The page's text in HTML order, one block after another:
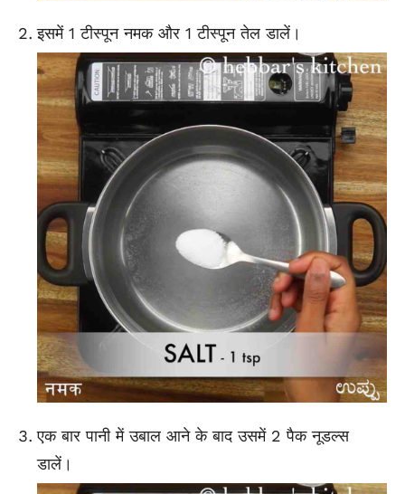
इसमें 1 टीस्पून नमक और 1 टीस्पून तेल डालें।
एक बार पानी में उबाल आने के बाद उसमें 2 पैक नूडल्स
डालें।